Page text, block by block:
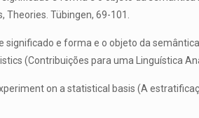
Tübingen, 69-101.
e forma e o objeto da
(Contribuições para uma Linguística
on a statistical basis (A